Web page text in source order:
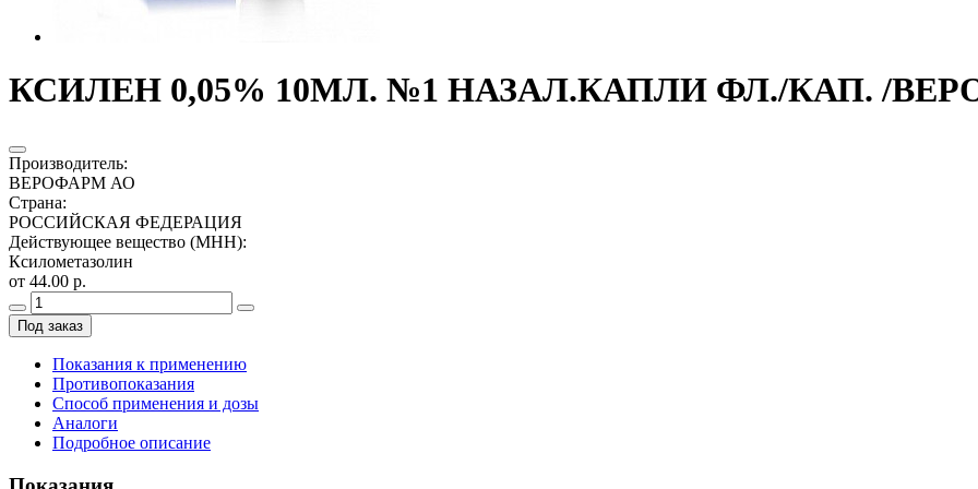
КСИЛЕН 0,05% 10МЛ. №1 НАЗАЛ.КАПЛИ ФЛ./КАП. /
Производитель:
ВЕРОФАРМ АО
Страна:
РОССИЙСКАЯ ФЕДЕРАЦИЯ
Действующее вещество (МНН):
Ксилометазолин
от 44.00 р.
Под заказ
Показания к применению
Противопоказания
Способ применения и дозы
Аналоги
Подробное описание